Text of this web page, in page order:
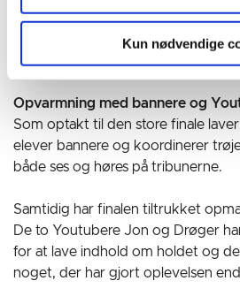
Kun nødvendige
Støtten gør det muligt at sende
afsted på finaledagen. De kører kl.
ventes at være hjemme igen små
Opvarmning med bannere og
Som optakt til den store finale
elever bannere og koordinerer
både ses og høres på tribunerne.
Samtidig har finalen tiltrukket
De to Youtubere Jon og Drøger
for at lave indhold om holdet og
noget, der har gjort oplevelsen